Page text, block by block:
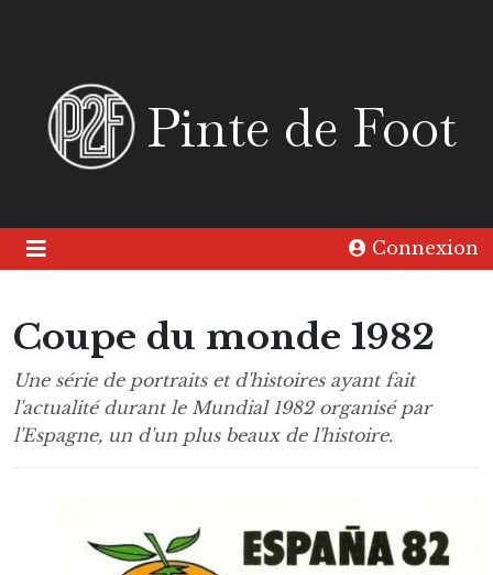
Pinte de Foot
Connexion
Coupe du monde 1982
Une série de portraits et d'histoires ayant fait
l'actualité durant le Mundial 1982 organisé par
l'Espagne, un d'un plus beaux de l'histoire.